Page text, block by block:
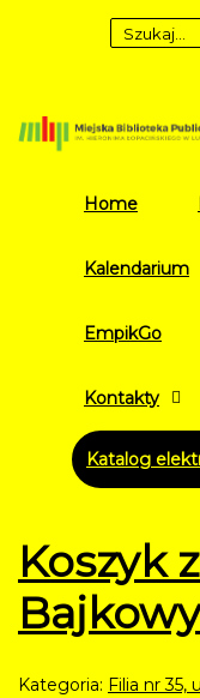
Home
Kalendarium
EmpikGo
Kontakty
Katalog
Koszyk
Kategoria: Filia nr 35,